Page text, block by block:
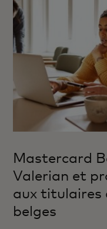
Mastercard
Valerian et
aux titulaires
belges